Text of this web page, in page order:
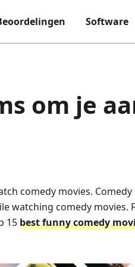
Software
om je
comedy movies.
watching comedy movies.
15best funny comedy